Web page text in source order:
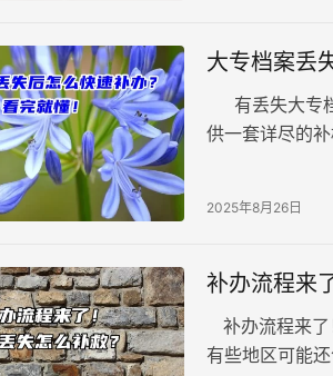
大专档案丢
有丢失大专
供一套详尽的
2025年8月26日
补办流程来
补办流程来了
有些地区可能